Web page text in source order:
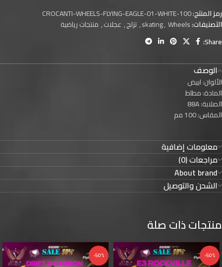
رمز المنتج:CROCANTI-WHEELS-FLYING-EAGLE-01-WHITE-100
التصنيفات:
skating,Wheels
,تزلج, عجلات, منتجات رياضية
Share:
الوصف
الألوان: ابيض
المادة: مطاط
الصلابة: 88A
المقاس: 100 مم
معلومات إضافية
مراجعات (0)
About brand
الشحن والتوصيل
منتجات ذات صلة
-50%
-50%